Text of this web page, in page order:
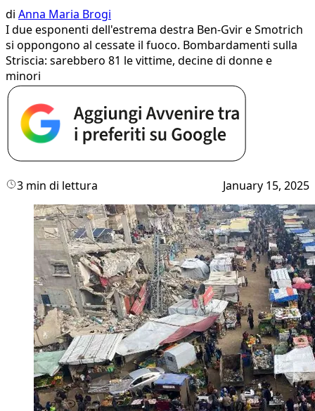
di Anna Maria Brogi
I due esponenti dell'estrema destra Ben-Gvir e Smotrich
si oppongono al cessate il fuoco. Bombardamenti sulla
Striscia: sarebbero 81 le vittime, decine di donne e
minori
3 min di lettura January 15, 2025